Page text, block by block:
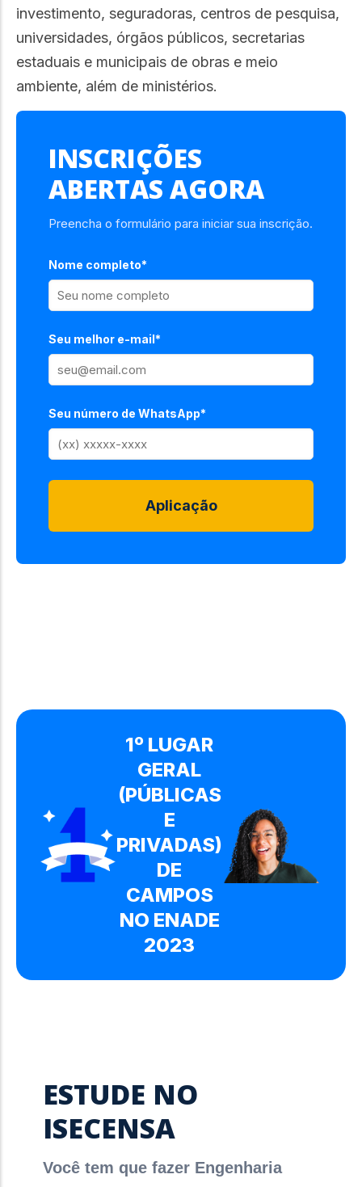
investimento, seguradoras, centros de pesquisa,
universidades, órgãos públicos, secretarias
estaduais e municipais de obras e meio
ambiente, além de ministérios.
INSCRIÇÕES
ABERTAS AGORA
Preencha o formulário para iniciar sua inscrição.
Nome completo*
Seu melhor e-mail*
Seu número de WhatsApp*
Aplicação
1º LUGAR
GERAL
(PÚBLICAS
E
PRIVADAS)
DE
CAMPOS
NO ENADE
2023
ESTUDE NO
ISECENSA
Você tem que fazer Engenharia